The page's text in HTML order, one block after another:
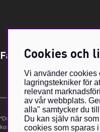
Få Magasin
postadress
*Du kan även få erbjudanden och
kostnadsfri och kan avslutas när som
Cookies och
Vi använder cookies
lagringstekniker för
relevant
av vår webbplats.
alla" samtycker du
Du kan själv när
cookies som sparas